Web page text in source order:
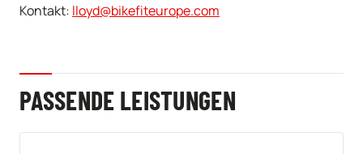
Kontakt: lloyd@bikefiteurope.com
PASSENDE LEISTUNGEN